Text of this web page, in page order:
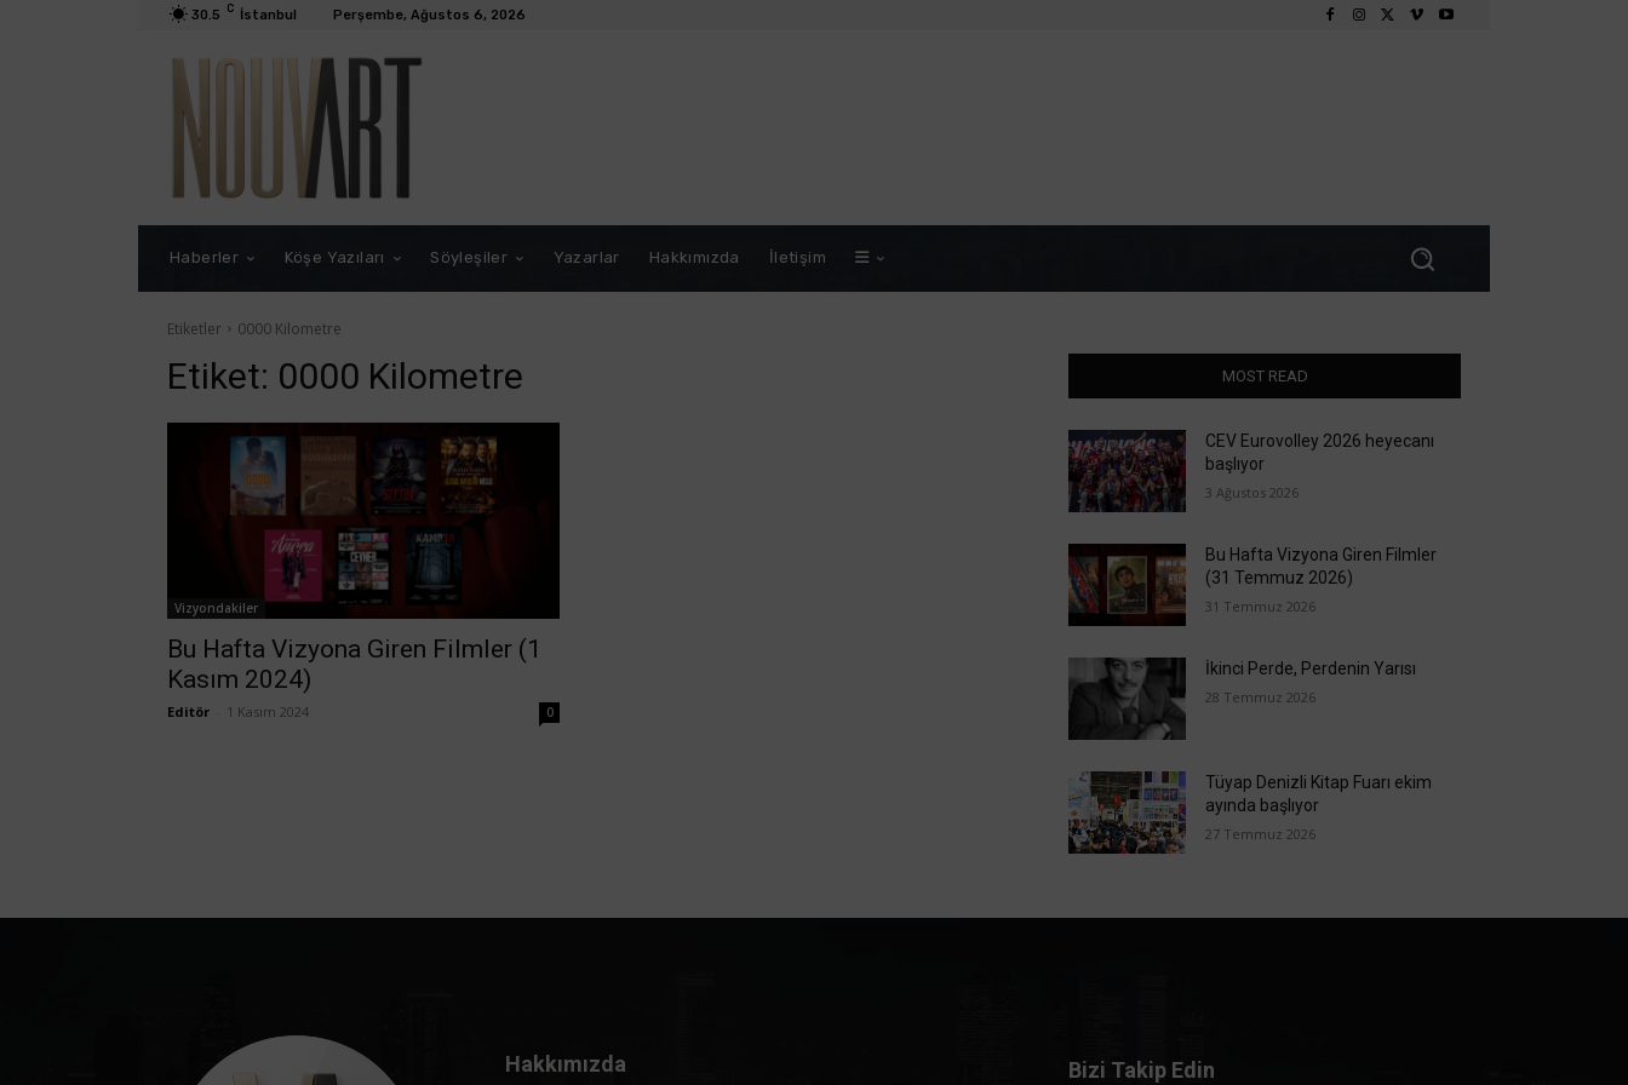
30.5 C İstanbul Perşembe, Ağustos 6, 2026
Haberler Köşe Yazıları Söyleşiler Yazarlar Hakkımızda İletişim
Etiketler 0000 Kilometre
Etiket: 0000 Kilometre
Vizyondakiler
Bu Hafta Vizyona Giren Filmler (1
Kasım 2024)
Editör 1 Kasım 2024 0
MOST READ
CEV Eurovolley 2026 heyecanı
başlıyor
3 Ağustos 2026
Bu Hafta Vizyona Giren Filmler
(31 Temmuz 2026)
31 Temmuz 2026
İkinci Perde, Perdenin Yarısı
28 Temmuz 2026
Tüyap Denizli Kitap Fuarı ekim
ayında başlıyor
27 Temmuz 2026
Hakkımızda Bizi Takip Edin